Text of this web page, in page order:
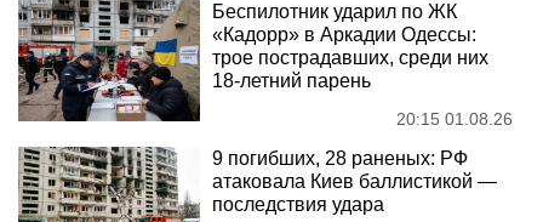
Беспилотник ударил по ЖК
«Кадорр» в Аркадии Одессы:
трое пострадавших, среди них
18-летний парень
20:15 01.08.26
9 погибших, 28 раненых: РФ
атаковала Киев баллистикой —
последствия удара